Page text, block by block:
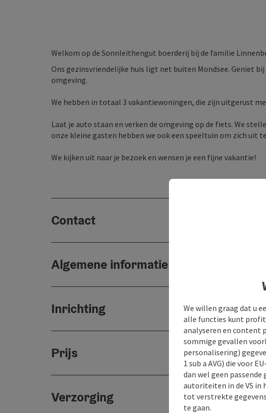
Welkom op de Sonnleithengut boerderij bij de familie
Ons gezinsvriendelijke huis ligt net buiten Mondsee. Geniet
omgeving.
We hebben in totaal 3 vakantiewoningen, die zijn uitgerust
Laat je auto staan en verken de omgeving op de fiets. We
onze kleine gasten hebben we ook een speeltuin om zich uit
We kijken uit naar je bezoek en wensen je een fijne vakantie!
Contact
Algemene informatie
Inrichting
Prijs
Verzorging
We willen graag dat u
alle functies kunt
analyseren en content
sommige gevallen
personalisering)
1 sub a AVG) die voor
dan wel geen passende
autoriteiten in de VS
tot verstrekte
te gaan.